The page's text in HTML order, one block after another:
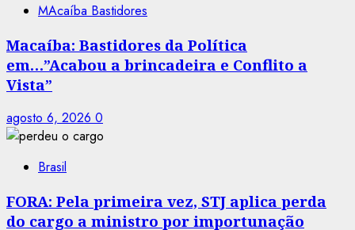
MAcaíba Bastidores
Macaíba: Bastidores da Política
em…”Acabou a brincadeira e Conflito a
Vista”
agosto 6, 2026 0
Brasil
FORA: Pela primeira vez, STJ aplica perda
do cargo a ministro por importunação